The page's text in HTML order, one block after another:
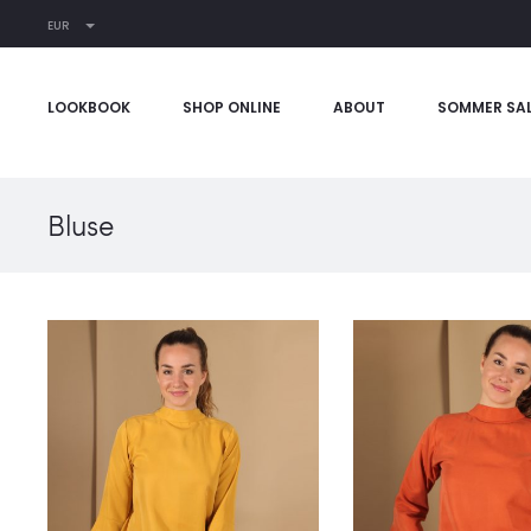
EUR
LOOKBOOK SHOP ONLINE ABOUT SOMMER
Bluse